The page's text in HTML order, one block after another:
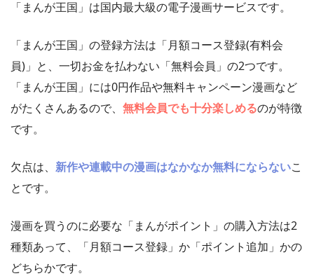
「まんが王国」は国内最大級の電子漫画サービスです。
「まんが王国」の登録方法は「月額コース登録(有料会
員)」と、一切お金を払わない「無料会員」の2つです。
「まんが王国」には0円作品や無料キャンペーン漫画など
がたくさんあるので、 無料会員でも十分楽しめるのが特徴
です。
欠点は、 新作や連載中の漫画はなかなか無料にならないこ
とです。
漫画を買うのに必要な「まんがポイント」の購入方法は2
種類あって、「月額コース登録」か「ポイント追加」かの
どちらかです。